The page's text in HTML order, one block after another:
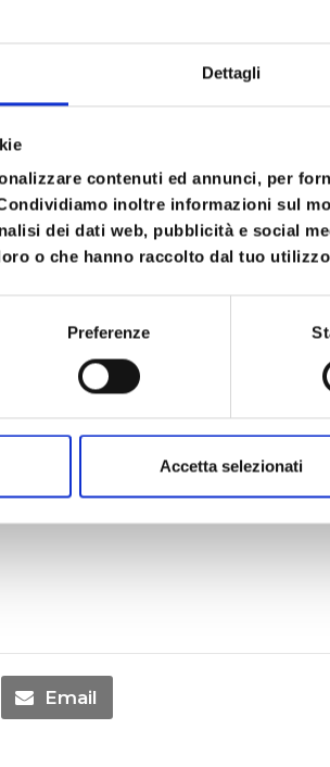
Dettagli
contenuti ed annunci, per
inoltre informazioni sul
dei dati web, pubblicità e social
o che hanno raccolto dal tuo
Preferenze
Accetta selezionati
un corpo vivo, pieno di
il programma del corso nel
29 Ottobre 2014 – ore
– Comune di Camponogara
E AD ESTENDERE QUESTO
Email